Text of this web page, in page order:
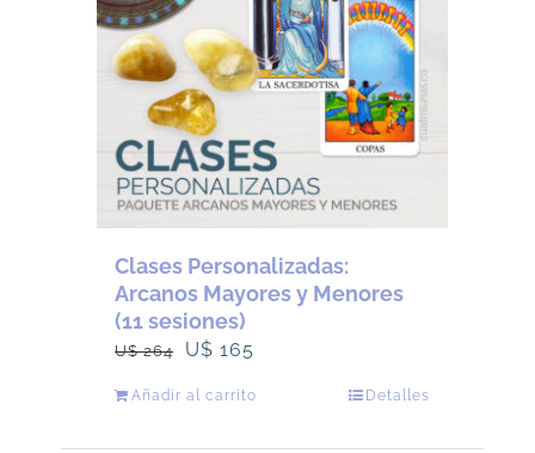
Clases Personalizadas:
Arcanos Mayores y Menores
(11 sesiones)
U$264
El
U$165
Añadir al carrito Detalles